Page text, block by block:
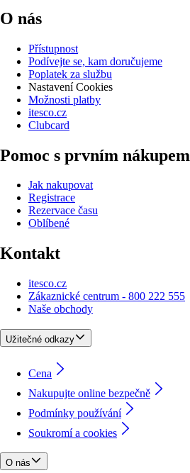
O nás
Přístupnost
Podívejte se, kam doručujeme
Poplatek za službu
Nastavení Cookies
Možnosti platby
itesco.cz
Clubcard
Pomoc s prvním nákupem
Jak nakupovat
Registrace
Rezervace času
Oblíbené
Kontakt
itesco.cz
Zákaznické centrum - 800 222 555
Naše obchody
Užitečné odkazy
Cena
Nakupujte online bezpečně
Podmínky používání
Soukromí a cookies
O nás